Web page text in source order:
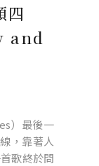
四
and
）最後一
，靠著人
歌終於問